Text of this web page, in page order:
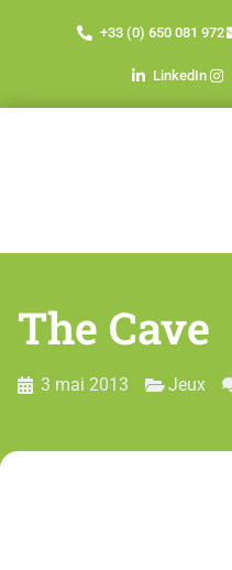
+33 (0) 650 081 972
LinkedIn
The Cave
3 mai 2013 Jeux